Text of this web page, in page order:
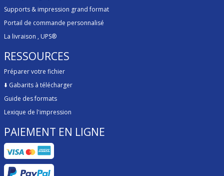
Supports & impression grand format
Portail de commande personnalisé
La livraison , UPS®
RESSOURCES
Préparer votre fichier
⬇️ Gabarits à télécharger
Guide des formats
Lexique de l'impression
PAIEMENT EN LIGNE